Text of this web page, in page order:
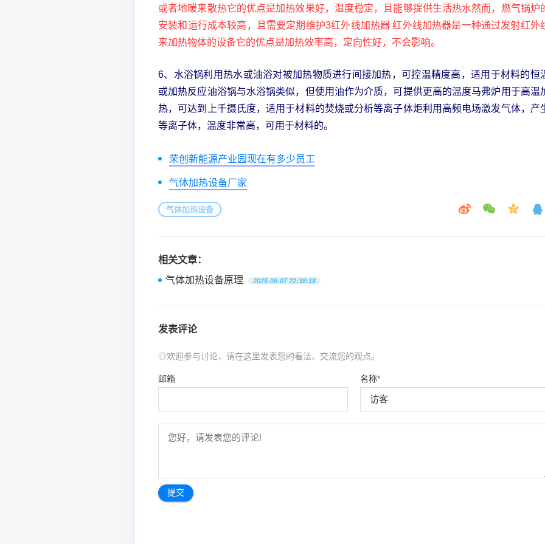
或者地暖来散热它的优点是加热效果好，温度稳定，且能够提供生活热水然而，燃气锅炉
安装和运行成本较高，且需要定期维护3红外线加热器 红外线加热器是一种通过发射红外
来加热物体的设备它的优点是加热效率高，定向性好，不会影响。
6、水浴锅利用热水或油浴对被加热物质进行间接加热，可控温精度高，适用于材料的恒
或加热反应油浴锅与水浴锅类似，但使用油作为介质，可提供更高的温度马弗炉用于高温
热，可达到上千摄氏度，适用于材料的焚烧或分析等离子体炬利用高频电场激发气体，产
等离子体，温度非常高，可用于材料的。
荣创新能源产业园现在有多少员工
气体加热设备厂家
气体加热设备
相关文章：
气体加热设备原理
2025-06-07 22:38:18
发表评论
◎欢迎参与讨论，请在这里发表您的看法、交流您的观点。
名称*
邮箱